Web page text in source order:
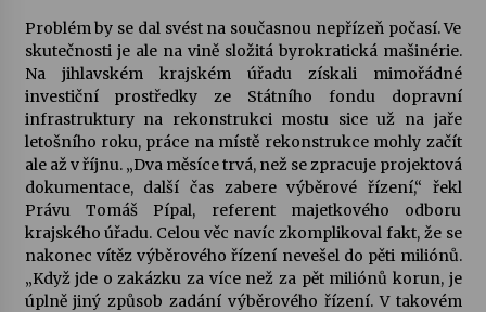
Votavžatský ploty
23. 7. 2026
Letní koncerty ve Stromovce: Rufus Miller
22. 7. 2026
Vysočinka
17. 7. 2026
Problém by se dal svést na současnou nepřízeň počasí. Ve
skutečnosti je ale na vině složitá byrokratická mašinérie.
Na jihlavském krajském úřadu získali mimořádné
investiční prostředky ze Státního fondu dopravní
infrastruktury na rekonstrukci mostu sice už na jaře
letošního roku, práce na místě rekonstrukce mohly začít
ale až v říjnu. „Dva měsíce trvá, než se zpracuje projektová
dokumentace, další čas zabere výběrové řízení,“ řekl
Právu Tomáš Pípal, referent majetkového odboru
krajského úřadu. Celou věc navíc zkomplikoval fakt, že se
nakonec vítěz výběrového řízení nevešel do pěti miliónů.
„Když jde o zakázku za více než za pět miliónů korun, je
úplně jiný způsob zadání výběrového řízení. V takovém